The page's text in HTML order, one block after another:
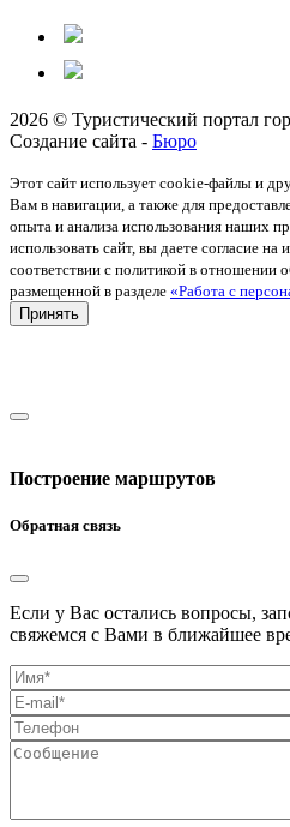
2026 © Туристический портал
Создание сайта - Бюро
Этот сайт использует cookie-файлы и
Вам в навигации, а также для
опыта и анализа использования наших
использовать сайт, вы даете согласие на
соответствии с политикой в отношении
размещенной в разделе «Работа с
Принять
Построение маршрутов
Обратная связь
Если у Вас остались вопросы,
свяжемся с Вами в ближайшее